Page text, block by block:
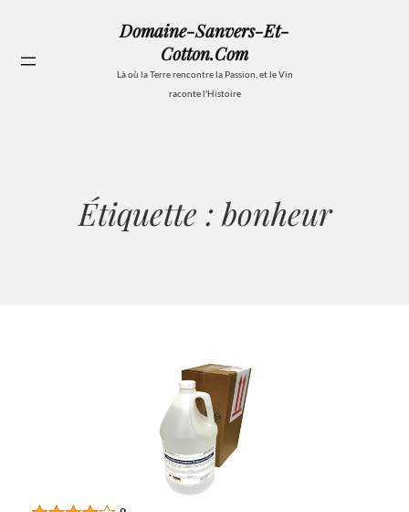
contenu
Domaine-Sanvers-Et-
Cotton.com
Là où la Terre rencontre la Passion, et le Vin
raconte l'Histoire
Étiquette : bonheur